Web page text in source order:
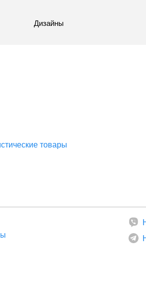
Дизайны
товары